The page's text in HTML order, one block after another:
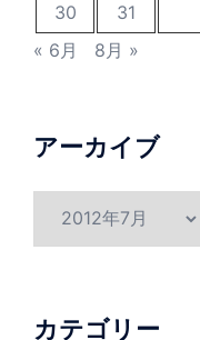
30
31
« 6月
8月 »
アーカイブ
ブ
カテゴリー